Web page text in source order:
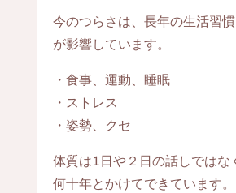
今のつらさは、長年の生活習
が影響しています。
・食事、運動、睡眠
・ストレス
・姿勢、クセ
体質は1日や２日の話しではな
何十年とかけてできています。